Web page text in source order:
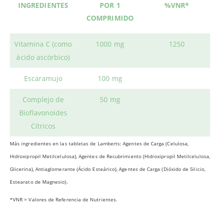
INGREDIENTES
POR 1
COMPRIMIDO
%VNR*
Vitamina C (como
ácido ascórbico)
1000 mg 1250
Escaramujo 100 mg
Complejo de
Bioflavonoides
Cítricos
50 mg
Más ingredientes en las tabletas de Lamberts: Agentes de Carga (Celulosa,
Hidroxipropil Metilcelulosa), Agentes de Recubrimiento (Hidroxipropil Metilcelulosa,
Glicerina), Antiaglomerante (Ácido Esteárico), Agentes de Carga (Dióxido de Silicio,
Estearato de Magnesio).
*VNR = Valores de Referencia de Nutrientes.